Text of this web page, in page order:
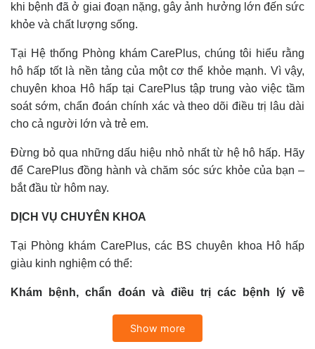
khi bệnh đã ở giai đoạn nặng, gây ảnh hưởng lớn đến sức
khỏe và chất lượng sống.
Tại Hệ thống Phòng khám CarePlus, chúng tôi hiểu rằng
hô hấp tốt là nền tảng của một cơ thể khỏe mạnh. Vì vậy,
chuyên khoa Hô hấp tại CarePlus tập trung vào việc tầm
soát sớm, chẩn đoán chính xác và theo dõi điều trị lâu dài
cho cả người lớn và trẻ em.
Đừng bỏ qua những dấu hiệu nhỏ nhất từ hệ hô hấp. Hãy
để CarePlus đồng hành và chăm sóc sức khỏe của bạn –
bắt đầu từ hôm nay.
DỊCH VỤ CHUYÊN KHOA
Tại Phòng khám CarePlus, các BS chuyên khoa Hô hấp
giàu kinh nghiệm có thể:
Khám bệnh, chẩn đoán và điều trị các bệnh lý về
Show more